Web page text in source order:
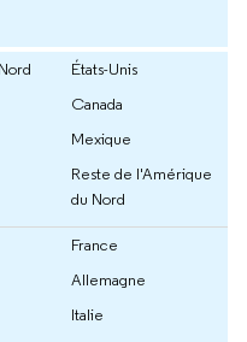
États-Unis
Canada
Mexique
Reste de l'Amérique
du Nord
France
Allemagne
Italie